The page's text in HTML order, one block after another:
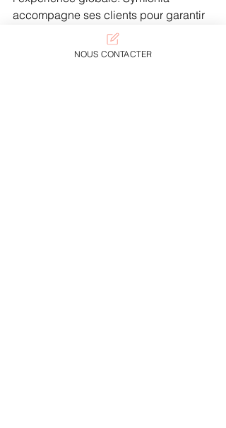
accompagne ses clients pour garantir
une logistique sans faille, assurant
ainsi le succès de chaque séminaire.
NOUS CONTACTER